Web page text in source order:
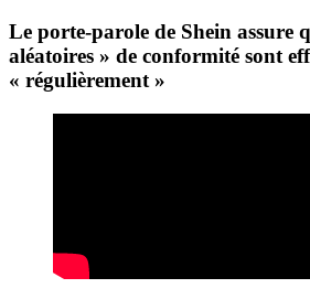
Le porte-parole de Shein assure
aléatoires » de conformité sont
« régulièrement »